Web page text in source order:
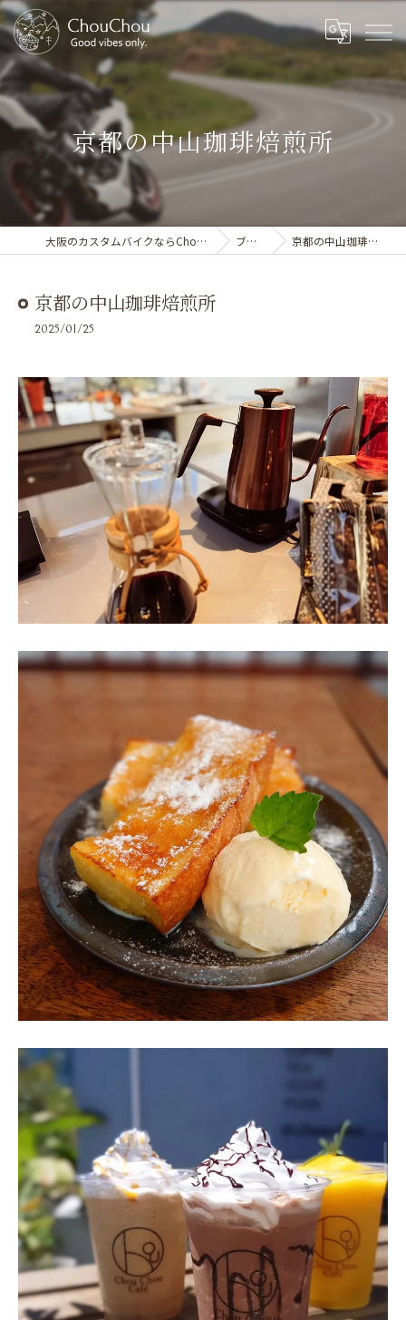
京都の中山珈琲焙煎所
大阪のカスタムバイクならChouChou ブログ 京都の中山珈琲焙煎所
京都の中山珈琲焙煎所
2025/01/25